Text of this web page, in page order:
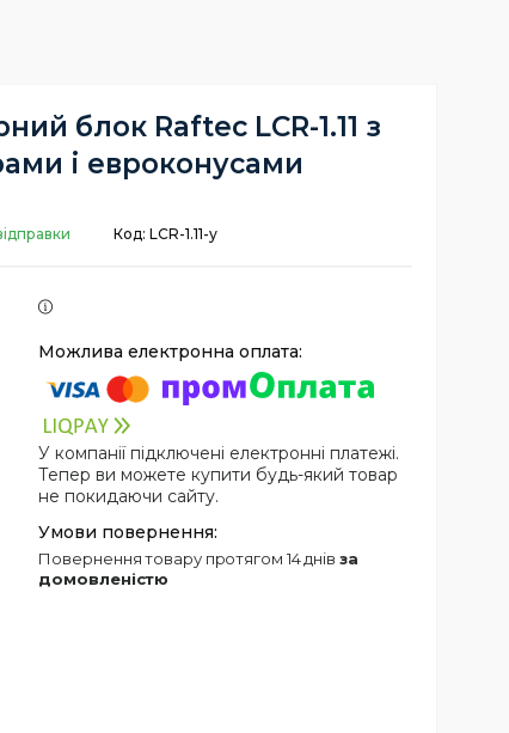
блок Raftec LCR-1.11 з
і евроконусами
Код: LCR-1.11-у
У компанії підключені електронні платежі.
Тепер ви можете купити будь-який товар
не покидаючи сайту.
повернення товару протягом 14 днів за
домовленістю